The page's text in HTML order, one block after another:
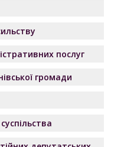
послуг
громади